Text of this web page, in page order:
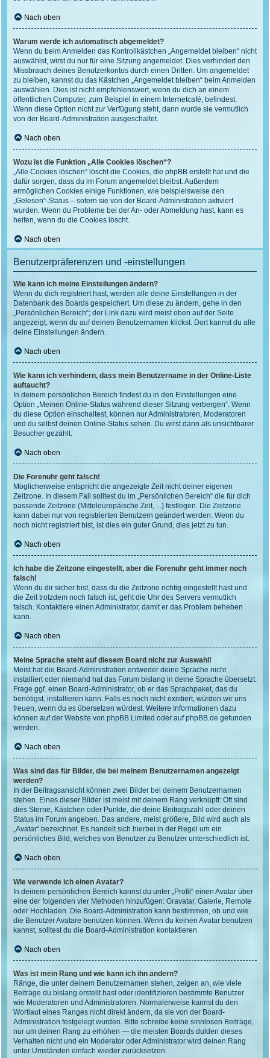
Nach oben
Warum werde ich automatisch abgemeldet?
Wenn du beim Anmelden das Kontrollkästchen „Angemeldet bleiben“ nicht
auswählst, wirst du nur für eine Sitzung angemeldet. Dies verhindert den
Missbrauch deines Benutzerkontos durch einen Dritten. Um angemeldet
zu bleiben, kannst du das Kästchen „Angemeldet bleiben“ beim Anmelden
auswählen. Dies ist nicht empfehlenswert, wenn du dich an einem
öffentlichen Computer, zum Beispiel in einem Internetcafé, befindest.
Wenn diese Option nicht zur Verfügung steht, dann wurde sie vermutlich
von der Board-Administration ausgeschaltet.
Nach oben
Wozu ist die Funktion „Alle Cookies löschen“?
„Alle Cookies löschen“ löscht die Cookies, die phpBB erstellt hat und die
dafür sorgen, dass du im Forum angemeldet bleibst. Außerdem
ermöglichen Cookies einige Funktionen, wie beispielsweise den
„Gelesen“-Status – sofern sie von der Board-Administration aktiviert
wurden. Wenn du Probleme bei der An- oder Abmeldung hast, kann es
helfen, wenn du die Cookies löscht.
Nach oben
Benutzerpräferenzen und -einstellungen
Wie kann ich meine Einstellungen ändern?
Wenn du dich registriert hast, werden alle deine Einstellungen in der
Datenbank des Boards gespeichert. Um diese zu ändern, gehe in den
„Persönlichen Bereich“; der Link dazu wird meist oben auf der Seite
angezeigt, wenn du auf deinen Benutzernamen klickst. Dort kannst du alle
deine Einstellungen ändern.
Nach oben
Wie kann ich verhindern, dass mein Benutzername in der Online-Liste
auftaucht?
In deinem persönlichen Bereich findest du in den Einstellungen eine
Option „Meinen Online-Status während dieser Sitzung verbergen“. Wenn
du diese Option einschaltest, können nur Administratoren, Moderatoren
und du selbst deinen Online-Status sehen. Du wirst dann als unsichtbarer
Besucher gezählt.
Nach oben
Die Forenuhr geht falsch!
Möglicherweise entspricht die angezeigte Zeit nicht deiner eigenen
Zeitzone. In diesem Fall solltest du im „Persönlichen Bereich“ die für dich
passende Zeitzone (Mitteleuropäische Zeit, ...) festlegen. Die Zeitzone
kann dabei nur von registrierten Benutzern geändert werden. Wenn du
noch nicht registriert bist, ist dies ein guter Grund, dies jetzt zu tun.
Nach oben
Ich habe die Zeitzone eingestellt, aber die Forenuhr geht immer noch
falsch!
Wenn du dir sicher bist, dass du die Zeitzone richtig eingestellt hast und
die Zeit trotzdem noch falsch ist, geht die Uhr des Servers vermutlich
falsch. Kontaktiere einen Administrator, damit er das Problem beheben
kann.
Nach oben
Meine Sprache steht auf diesem Board nicht zur Auswahl!
Meist hat die Board-Administration entweder deine Sprache nicht
installiert oder niemand hat das Forum bislang in deine Sprache übersetzt.
Frage ggf. einen Board-Administrator, ob er das Sprachpaket, das du
benötigst, installieren kann. Falls es noch nicht existiert, würden wir uns
freuen, wenn du es übersetzen würdest. Weitere Informationen dazu
können auf der Website von phpBB Limited oder aufphpBB.de gefunden
werden.
Nach oben
Was sind das für Bilder, die bei meinem Benutzernamen angezeigt
werden?
In der Beitragsansicht können zwei Bilder bei deinem Benutzernamen
stehen. Eines dieser Bilder ist meist mit deinem Rang verknüpft: Oft sind
dies Sterne, Kästchen oder Punkte, die deine Beitragszahl oder deinen
Status im Forum angeben. Das andere, meist größere, Bild wird auch als
„Avatar“ bezeichnet. Es handelt sich hierbei in der Regel um ein
persönliches Bild, welches von Benutzer zu Benutzer unterschiedlich ist.
Nach oben
Wie verwende ich einen Avatar?
In deinem persönlichen Bereich kannst du unter „Profil“ einen Avatar über
eine der folgenden vier Methoden hinzufügen: Gravatar, Galerie, Remote
oder Hochladen. Die Board-Administration kann bestimmen, ob und wie
die Benutzer Avatare benutzen können. Wenn du keinen Avatar benutzen
kannst, solltest du die Board-Administration kontaktieren.
Nach oben
Was ist mein Rang und wie kann ich ihn ändern?
Ränge, die unter deinem Benutzernamen stehen, zeigen an, wie viele
Beiträge du bislang erstellt hast oder identifizieren bestimmte Benutzer
wie Moderatoren und Administratoren. Normalerweise kannst du den
Wortlaut eines Ranges nicht direkt ändern, da sie von der Board-
Administration festgelegt wurden. Bitte schreibe keine sinnlosen Beiträge,
nur um deinen Rang zu erhöhen — die meisten Boards dulden dieses
Verhalten nicht und ein Moderator oder Administrator wird deinen Rang
unter Umständen einfach wieder zurücksetzen.